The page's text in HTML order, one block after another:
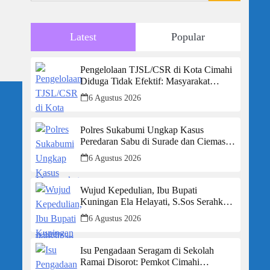
Latest Popular
Pengelolaan TJSL/CSR di Kota Cimahi
Diduga Tidak Efektif: Masyarakat
Desak Transparansi Penuh dan
Perbaikan Sistem
6 Agustus 2026
Polres Sukabumi Ungkap Kasus
Peredaran Sabu di Surade dan Ciemas,
Tiga Tersangka Diamankan
6 Agustus 2026
Wujud Kepedulian, Ibu Bupati
Kuningan Ela Helayati, S.Sos Serahkan
Bantuan Bagi Rumah Terdampak
Bencana di Desa Karangkancana
6 Agustus 2026
Isu Pengadaan Seragam di Sekolah
Ramai Disorot: Pemkot Cimahi